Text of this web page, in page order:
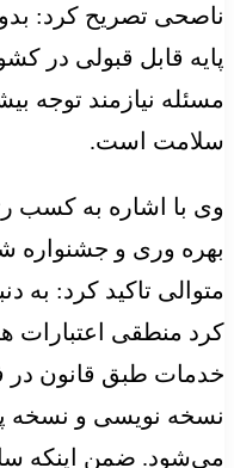
ناصحی تصریح کرد:
پایه قابل قبولی در
مسئله نیازمند توجه
سلامت است.
وی با اشاره به کسب
بهره وری و جشنواره
متوالی تاکید کرد: به
کرد منطقی اعتبارات
خدمات طبق قانون در
نسخه نویسی و نسخه
می‌شود. ضمن اینکه